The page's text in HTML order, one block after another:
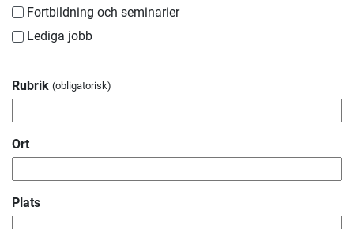
Fortbildning och seminarier
Lediga jobb
Rubrik
Ort
Plats